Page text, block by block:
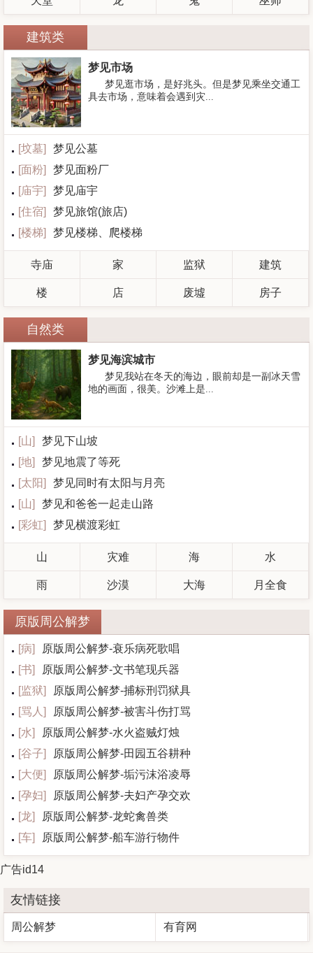
建筑类
梦见市场
梦见逛市场，是好兆头。但是梦见乘坐交通工
具去市场，意味着会遇到灾...
[坟墓]
梦见公墓
[面粉]
梦见面粉厂
[庙宇]
梦见庙宇
[住宿]
梦见旅馆(旅店)
[楼梯] 梦见楼梯、爬楼梯
寺庙 家 监狱 建筑
楼 店 废墟 房子
自然类
梦见海滨城市
梦见我站在冬天的海边，眼前却是一副冰天雪
地的画面，很美。沙滩上是...
[山]
梦见下山坡
[地]
梦见地震了等死
[太阳]
梦见同时有太阳与月亮
[山]
梦见和爸爸一起走山路
[彩虹] 梦见横渡彩虹
山 灾难 海 水
雨 沙漠 大海 月全食
原版周公解梦
[病]
原版周公解梦-衰乐病死歌唱
[书]
原版周公解梦-文书笔现兵器
[监狱]
原版周公解梦-捕标刑罚狱具
[骂人 ]
原版周公解梦-被害斗伤打骂
[水]
原版周公解梦-水火盗贼灯烛
[谷子]
原版周公解梦-田园五谷耕种
[大便]
原版周公解梦-垢污沫浴凌辱
[孕妇]
原版周公解梦-夫妇产孕交欢
[龙]
原版周公解梦-龙蛇禽兽类
[车] 原版周公解梦-船车游行物件
广告id14
友情链接
周公解梦 有育网